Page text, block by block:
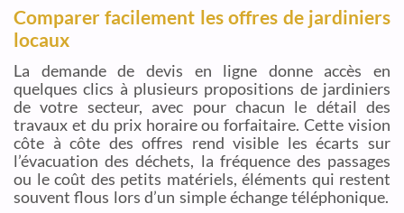
Comparer facilement les offres de jardiniers
locaux
La demande de devis en ligne donne accès en
quelques clics à plusieurs propositions de jardiniers
de votre secteur, avec pour chacun le détail des
travaux et du prix horaire ou forfaitaire. Cette vision
côte à côte des offres rend visible les écarts sur
l’évacuation des déchets, la fréquence des passages
ou le coût des petits matériels, éléments qui restent
souvent flous lors d’un simple échange téléphonique.